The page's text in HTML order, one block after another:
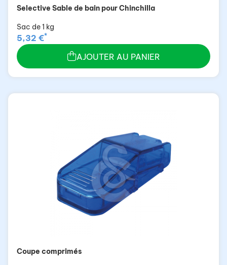
Selective Sable de bain pour Chinchilla
Sac de 1 kg
5,32 €*
AJOUTER AU PANIER
Coupe comprimés